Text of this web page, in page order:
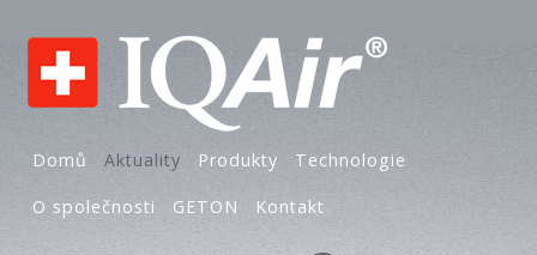
Domů Aktuality Produkty Technologie
O společnosti GETON Kontakt